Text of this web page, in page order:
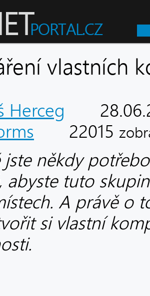
vlastních
Herceg
22015
jste někdy
abyste tuto
A právě o
si vlastní